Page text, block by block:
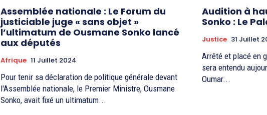
Assemblée nationale : Le Forum du
justiciable juge « sans objet »
l’ultimatum de Ousmane Sonko lancé
aux députés
Afrique 11 Juillet 2024
Pour tenir sa déclaration de politique générale devant
l'Assemblée nationale, le Premier Ministre, Ousmane
Sonko, avait fixé un ultimatum...
Audition à
Sonko : Le
Justice 31 Juillet
Arrêté et placé en
sera entendu
Oumar...